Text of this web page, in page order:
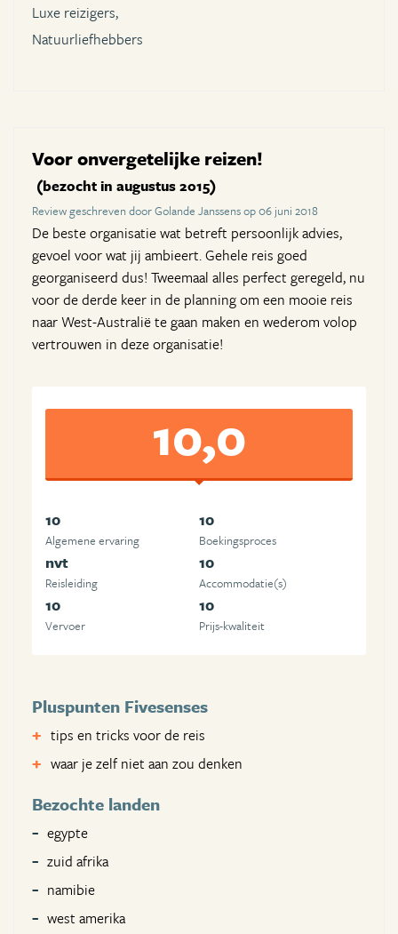
Luxe reizigers,
Natuurliefhebbers
Voor onvergetelijke reizen!
(bezocht in augustus 2015)
Review geschreven door Golande Janssens op 06 juni 2018
De beste organisatie wat betreft persoonlijk advies,
gevoel voor wat jij ambieert. Gehele reis goed
georganiseerd dus! Tweemaal alles perfect geregeld, nu
voor de derde keer in de planning om een mooie reis
naar West-Australië te gaan maken en wederom volop
vertrouwen in deze organisatie!
10,0
10
Algemene ervaring
10
Boekingsproces
nvt
Reisleiding
10
Accommodatie(s)
10
Vervoer
10
Prijs-kwaliteit
Pluspunten Fivesenses
tips en tricks voor de reis
waar je zelf niet aan zou denken
Bezochte landen
egypte
zuid afrika
namibie
west amerika